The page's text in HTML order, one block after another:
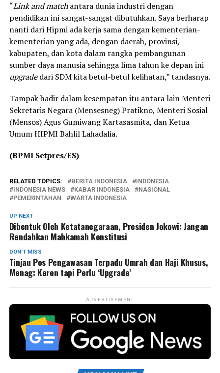
“Link and matchantara dunia industri dengan
pendidikan ini sangat-sangat dibutuhkan. Saya berharap
nanti dari Hipmi ada kerja sama dengan kementerian-
kementerian yang ada, dengan daerah, provinsi,
kabupaten, dan kota dalam rangka pembangunan
sumber daya manusia sehingga lima tahun ke depan ini
upgradedari SDM kita betul-betul kelihatan,” tandasnya.
Tampak hadir dalam kesempatan itu antara lain Menteri
Sekretaris Negara (Mensesneg) Pratikno, Menteri Sosial
(Mensos) Agus Gumiwang Kartasasmita, dan Ketua
Umum HIPMI Bahlil Lahadalia.
(BPMI Setpres/ES)
RELATED TOPICS: BERITA INDONESIA
INDONESIA
INDONESIA NEWS
KABAR INDONESIA
NASIONAL
PEMERINTAHAN
WARTA INDONESIA
UP NEXT
Dibentuk Oleh Ketatanegaraan, Presiden Jokowi: Jangan
Rendahkan Mahkamah Konstitusi
DON'T MISS
Tinjau Pos Pengawasan Terpadu Umrah dan Haji Khusus,
Menag: Keren tapi Perlu ‘Upgrade’
ADVERTISEMENT